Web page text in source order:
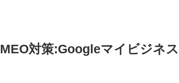
MEO対策:Googleマイビジネ